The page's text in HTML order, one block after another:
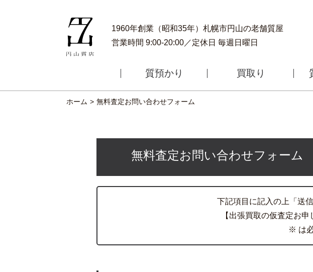
1960年創業（昭和35年）札幌市円山の老舗質屋
営業時間 9:00-20:00／定休日 毎週日曜日
質預かり 買取り
ホーム 無料査定お問い合わせフォーム
無料査定お問い合わせフォーム
下記項目に記入の上「送
【出張買取の仮査定お
※ は